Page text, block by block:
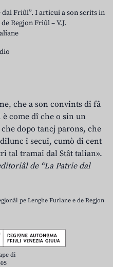
Friûl”. I articui a son scrits in
Regjon Friûl – V.J.
che a son convints di fâ
come dî che o sin un
dopo tancj parons, che
i secui, cumò di cent
tal tramai dal Stât talian».
de “La Patrie dal
pe Lenghe Furlane e de Regjon
di